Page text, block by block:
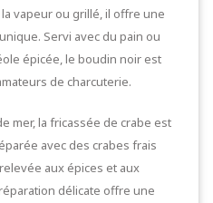
vapeur ou grillé, il offre une
Servi avec du pain ou
épicée, le boudin noir est
de charcuterie.
mer, la fricassée de crabe est
avec des crabes frais
aux épices et aux
délicate offre une